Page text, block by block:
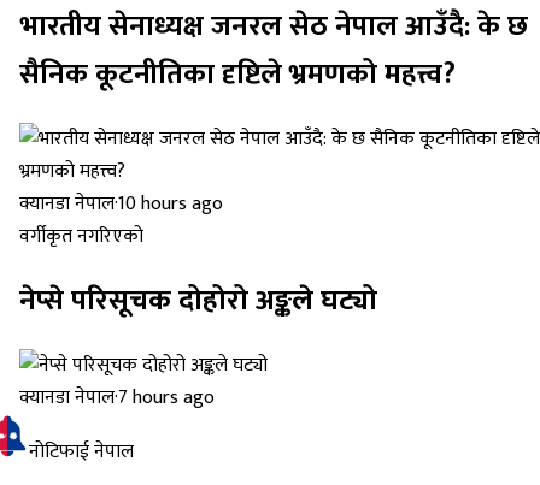
भारतीय सेनाध्यक्ष जनरल सेठ नेपाल आउँदै: के छ
सैनिक कूटनीतिका दृष्टिले भ्रमणको महत्त्व?
क्यानडा नेपाल·10 hours ago
वर्गीकृत नगरिएको
नेप्से परिसूचक दोहोरो अङ्कले घट्यो
क्यानडा नेपाल·7 hours ago
नोटिफाई नेपाल